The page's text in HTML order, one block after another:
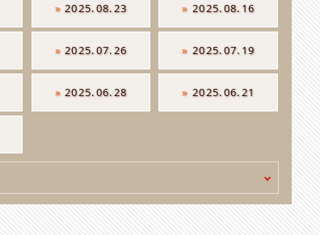
»2025.08.23 »2025.08.16
»2025.07.26 »2025.07.19
»2025.06.28 »2025.06.21